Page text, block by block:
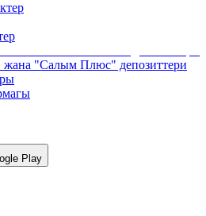
"Салым Плюс" депозиттери
Play